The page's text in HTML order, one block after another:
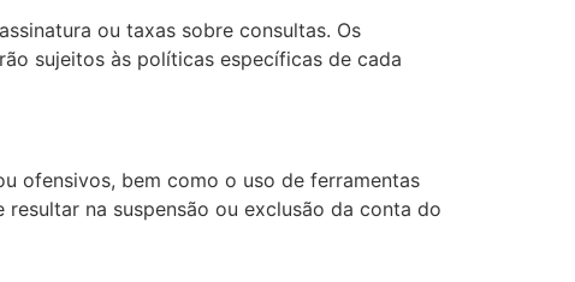
ou taxas sobre consultas. Os
sujeitos às políticas específicas de cada
ofensivos, bem como o uso de ferramentas
na suspensão ou exclusão da conta do